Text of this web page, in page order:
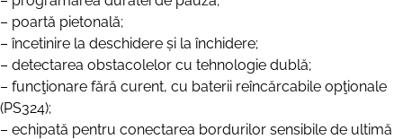
– poartă pietonală;
– încetinire la deschidere și la închidere;
– detectarea obstacolelor cu tehnologie dublă;
– funcţionare fără curent, cu baterii reîncărcabile opţionale
(PS324);
– echipată pentru conectarea bordurilor sensibile de ultimă